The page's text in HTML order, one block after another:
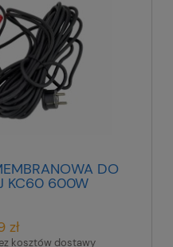
DO
KC60 600W
zł
kosztów dostawy